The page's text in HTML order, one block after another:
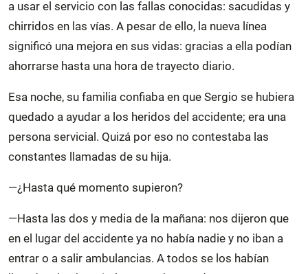
a usar el servicio con las fallas conocidas: sacudidas y
chirridos en las vías. A pesar de ello, la nueva línea
significó una mejora en sus vidas: gracias a ella podían
ahorrarse hasta una hora de trayecto diario.
Esa noche, su familia confiaba en que Sergio se hubiera
quedado a ayudar a los heridos del accidente; era una
persona servicial. Quizá por eso no contestaba las
constantes llamadas de su hija.
—¿Hasta qué momento supieron?
—Hasta las dos y media de la mañana: nos dijeron que
en el lugar del accidente ya no había nadie y no iban a
entrar o a salir ambulancias. A todos se los habían